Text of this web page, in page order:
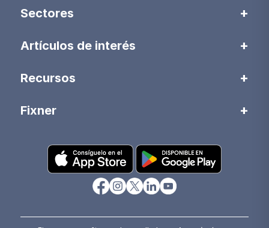
Sectores
Artículos de interés
Recursos
Fixner